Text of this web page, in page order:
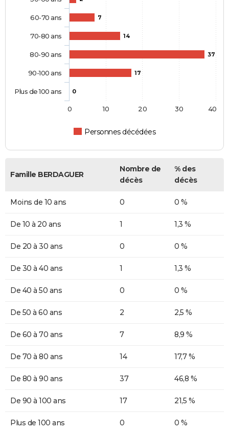
7
14
37
17
0
Personnes décédées
60-70 ans
70-80 ans
80-90 ans
90-100 ans
Plus de 100 ans
0 10 20 30 40
Famille BERDAGUER
Nombre de
décès
% des
décès
Moins de 10 ans 0 0 %
De 10 à 20 ans 1 1,3 %
De 20 à 30 ans 0 0 %
De 30 à 40 ans 1 1,3 %
De 40 à 50 ans 0 0 %
De 50 à 60 ans 2 2,5 %
De 60 à 70 ans 7 8,9 %
De 70 à 80 ans 14 17,7 %
De 80 à 90 ans 37 46,8 %
De 90 à 100 ans 17 21,5 %
Plus de 100 ans 0 0 %